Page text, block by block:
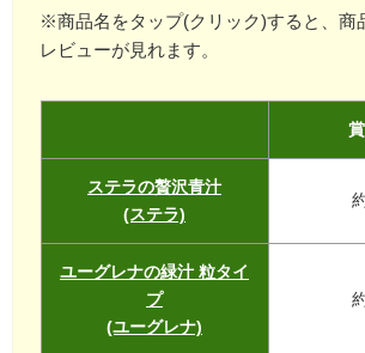
※商品名をタップ(クリック)すると、商
レビューが見れます。
ステラの贅沢青汁
(ステラ)
ユーグレナの緑汁 粒タイ
プ
(ユーグレナ)